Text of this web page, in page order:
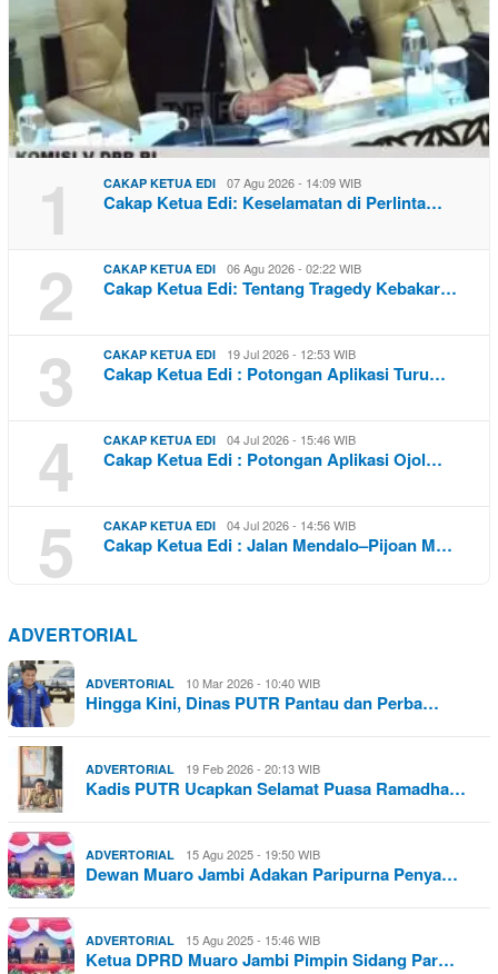
1 CAKAP KETUA EDI 07 Agu 2026 - 14:09 WIB
Cakap Ketua Edi: Keselamatan di Perlinta…
2 CAKAP KETUA EDI 06 Agu 2026 - 02:22 WIB
Cakap Ketua Edi: Tentang Tragedy Kebakar…
3 CAKAP KETUA EDI 19 Jul 2026 - 12:53 WIB
Cakap Ketua Edi : Potongan Aplikasi Turu…
4 CAKAP KETUA EDI 04 Jul 2026 - 15:46 WIB
Cakap Ketua Edi : Potongan Aplikasi Ojol…
5 CAKAP KETUA EDI 04 Jul 2026 - 14:56 WIB
Cakap Ketua Edi : Jalan Mendalo–Pijoan M…
ADVERTORIAL
ADVERTORIAL 10 Mar 2026 - 10:40 WIB
Hingga Kini, Dinas PUTR Pantau dan Perba…
ADVERTORIAL 19 Feb 2026 - 20:13 WIB
Kadis PUTR Ucapkan Selamat Puasa Ramadha…
ADVERTORIAL 15 Agu 2025 - 19:50 WIB
Dewan Muaro Jambi Adakan Paripurna Penya…
ADVERTORIAL 15 Agu 2025 - 15:46 WIB
Ketua DPRD Muaro Jambi Pimpin Sidang Par…